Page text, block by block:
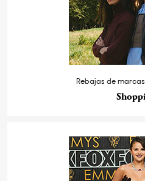
Rebajas de